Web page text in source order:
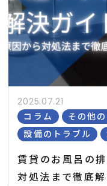
2025.07.21
コラム
その他
設備のトラブル
賃貸のお風呂の
対処法まで徹底